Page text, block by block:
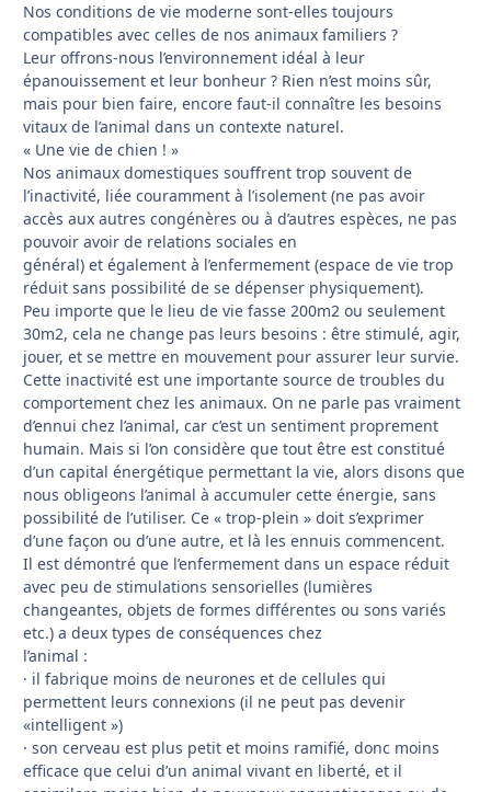
Nos conditions de vie moderne sont-elles toujours
compatibles avec celles de nos animaux familiers ?
Leur offrons-nous l’environnement idéal à leur
épanouissement et leur bonheur ? Rien n’est moins sûr,
mais pour bien faire, encore faut-il connaître les besoins
vitaux de l’animal dans un contexte naturel.
« Une vie de chien ! »
Nos animaux domestiques souffrent trop souvent de
l’inactivité, liée couramment à l’isolement (ne pas avoir
accès aux autres congénères ou à d’autres espèces, ne pas
pouvoir avoir de relations sociales en
général) et également à l’enfermement (espace de vie trop
réduit sans possibilité de se dépenser physiquement).
Peu importe que le lieu de vie fasse 200m2 ou seulement
30m2, cela ne change pas leurs besoins : être stimulé, agir,
jouer, et se mettre en mouvement pour assurer leur survie.
Cette inactivité est une importante source de troubles du
comportement chez les animaux. On ne parle pas vraiment
d’ennui chez l’animal, car c’est un sentiment proprement
humain. Mais si l’on considère que tout être est constitué
d’un capital énergétique permettant la vie, alors disons que
nous obligeons l’animal à accumuler cette énergie, sans
possibilité de l’utiliser. Ce « trop-plein » doit s’exprimer
d’une façon ou d’une autre, et là les ennuis commencent.
Il est démontré que l’enfermement dans un espace réduit
avec peu de stimulations sensorielles (lumières
changeantes, objets de formes différentes ou sons variés
etc.) a deux types de conséquences chez
l’animal :
· il fabrique moins de neurones et de cellules qui
permettent leurs connexions (il ne peut pas devenir
«intelligent »)
· son cerveau est plus petit et moins ramifié, donc moins
efficace que celui d’un animal vivant en liberté, et il